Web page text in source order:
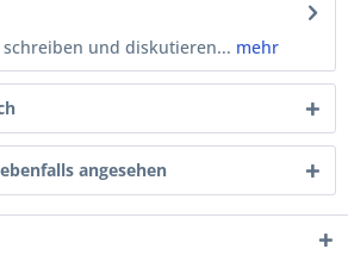
und diskutieren... mehr
angesehen